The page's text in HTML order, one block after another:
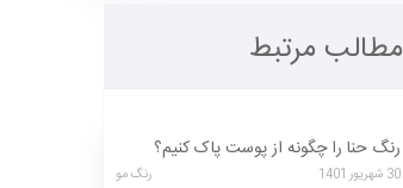
مطالب مرتبط
رنگ حنا را چگونه از پوست پاک کنیم؟
30 شهریور 1401 رنگ مو